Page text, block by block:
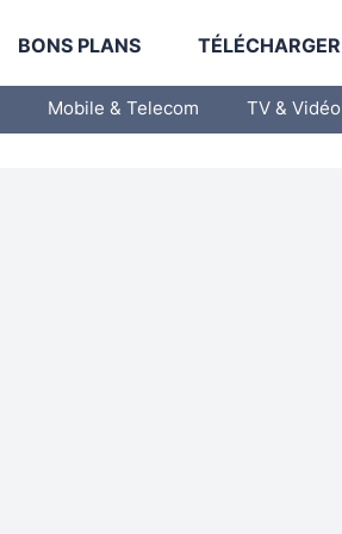
BONS PLANS TÉLÉCHARGER
Mobile & Telecom TV & Vidéo